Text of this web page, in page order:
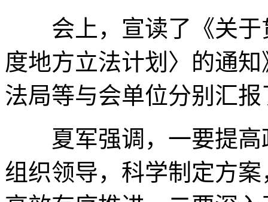
会上，宣读了《关于
度地方立法计划〉的通
法局等与会单位分别汇
夏军强调，一要提高
组织领导，科学制定方